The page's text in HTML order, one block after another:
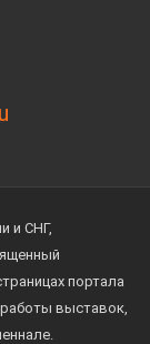
и СНГ,
портала
выставок,